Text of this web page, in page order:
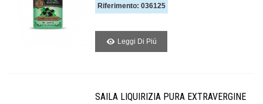
Riferimento: 036125
Leggi Di Piú
SAILA LIQUIRIZIA PURA EXTRAVERGINE